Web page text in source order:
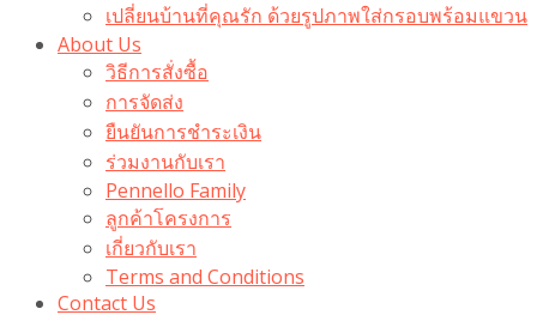
เปลี่ยนบ้านที่คุณรัก ด้วยรูปภาพใส่กรอบพร้อมแขวน​
About Us
วิธีการสั่งซื้อ
การจัดส่ง
ยืนยันการชำระเงิน
ร่วมงานกับเรา
Pennello Family
ลูกค้าโครงการ
เกี่ยวกับเรา
Terms and Conditions
Contact Us